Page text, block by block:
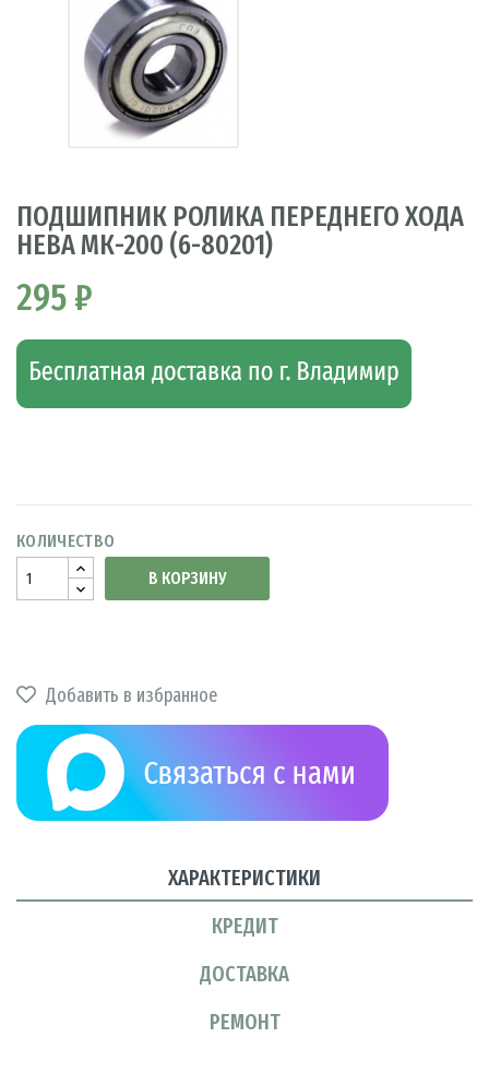
ПОДШИПНИК РОЛИКА ПЕРЕДНЕГО ХОДА
НЕВА МК-200 (6-80201)
295 ₽
КОЛИЧЕСТВО
В КОРЗИНУ
Добавить в избранное
ХАРАКТЕРИСТИКИ
КРЕДИТ
ДОСТАВКА
РЕМОНТ